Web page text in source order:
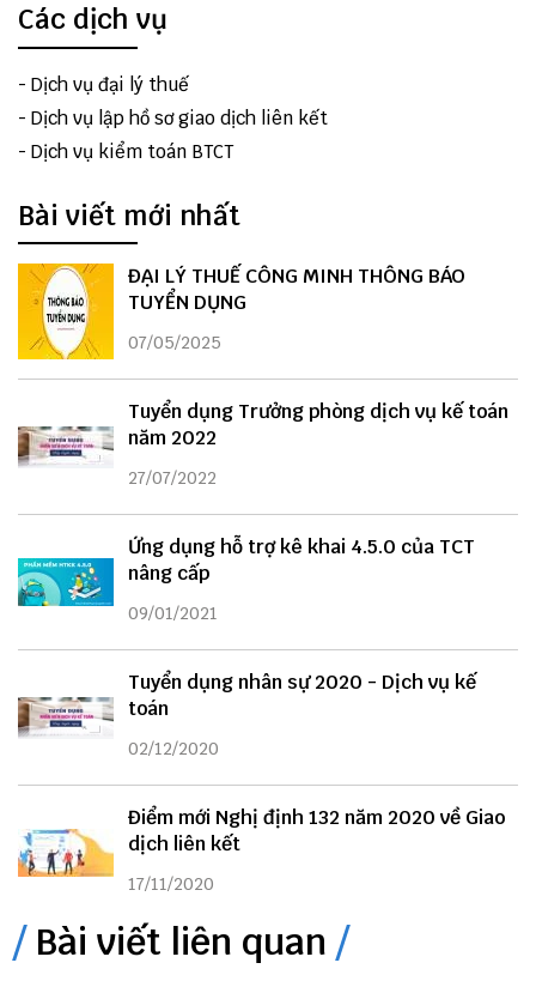
Các dịch vụ
- Dịch vụ đại lý thuế
- Dịch vụ lập hồ sơ giao dịch liên kết
- Dịch vụ kiểm toán BTCT
Bài viết mới nhất
ĐẠI LÝ THUẾ CÔNG MINH THÔNG BÁO
TUYỂN DỤNG
07/05/2025
Tuyển dụng Trưởng phòng dịch vụ kế toán
năm 2022
27/07/2022
Ứng dụng hỗ trợ kê khai 4.5.0 của TCT
nâng cấp
09/01/2021
Tuyển dụng nhân sự 2020 - Dịch vụ kế
toán
02/12/2020
Điểm mới Nghị định 132 năm 2020 về Giao
dịch liên kết
17/11/2020
Bài viết liên quan